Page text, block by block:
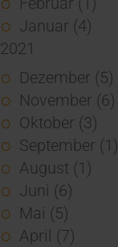
Januar (4)
2021
Dezember (5)
November (6)
Oktober (3)
September (1)
August (1)
Juni (6)
Mai (5)
April (7)